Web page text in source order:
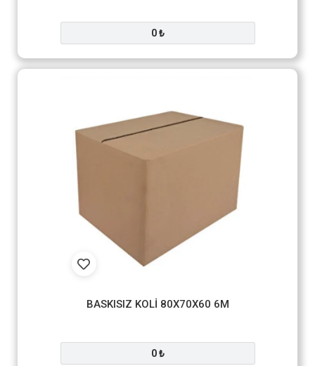
0 ₺
BASKISIZ KOLİ 80X70X60 6M
0 ₺